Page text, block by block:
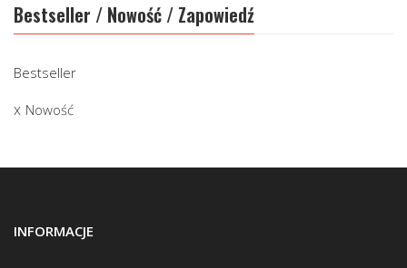
Bestseller / Nowość / Zapowiedź
Bestseller
Nowość
INFORMACJE